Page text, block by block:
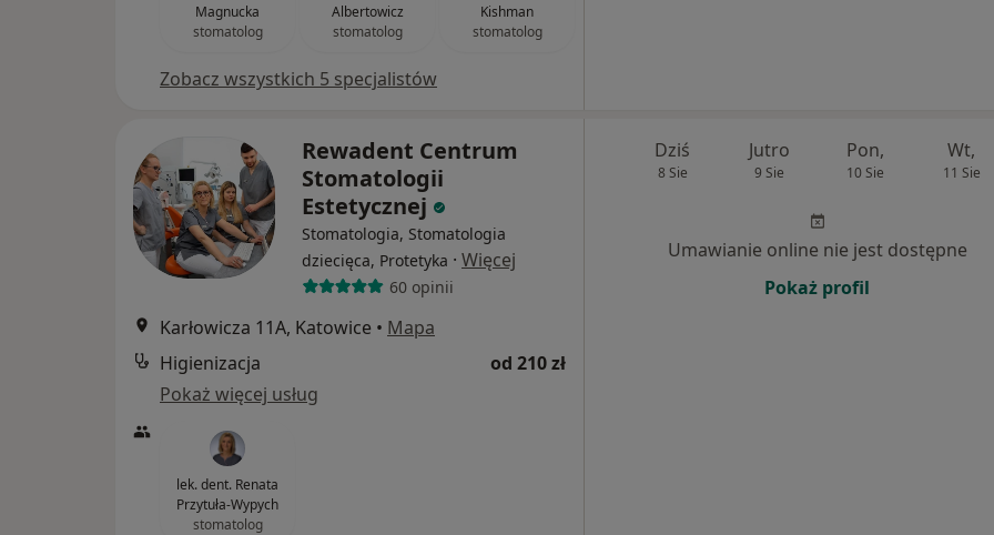
Magnucka
stomatolog
Albertowicz
stomatolog
Kishman
stomatolog
Zobacz wszystkich 5 specjalistów
Rewadent Centrum
Stomatologii
Estetycznej
Stomatologia, Stomatologia
dziecięca, Protetyka · Więcej
60 opinii
Karłowicza 11A, Katowice • Mapa
Higienizacja
od 210 zł
Pokaż więcej usług
lek. dent. Renata
Przytuła-Wypych
stomatolog
Dziś
8 Sie
Jutro
9 Sie
Pon,
10 Sie
Wt,
11 Sie
Umawianie online nie jest dostępne
Pokaż profil